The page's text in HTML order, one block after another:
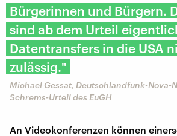
Bürgerinnen und Bürgern.
sind ab dem Urteil
Datentransfers in die USA
zulässig."
Michael Gessat, Deutschlandfunk-Nova-
Schrems-Urteil des EuGH
An Videokonferenzen können